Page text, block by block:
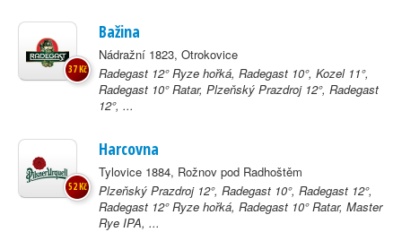
Bažina
Nádražní 1823, Otrokovice
Radegast 12° Ryze hořká, Radegast 10°, Kozel 11°,
Radegast 10° Ratar, Plzeňský Prazdroj 12°, Radegast
12°, ...
37 Kč
Harcovna
Tylovice 1884, Rožnov pod Radhoštěm
Plzeňský Prazdroj 12°, Radegast 10°, Radegast 12°,
Radegast 12° Ryze hořká, Radegast 10° Ratar, Master
Rye IPA, ...
52 Kč